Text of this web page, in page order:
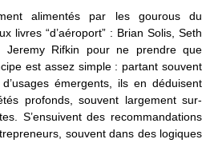
alimentés par les gourous du
livres “d’aéroport” : Brian Solis, Seth
Jeremy Rifkin pour ne prendre que
est assez simple : partant souvent
émergents, ils en déduisent
profonds, souvent largement sur-
S’ensuivent des recommandations
souvent dans des logiques